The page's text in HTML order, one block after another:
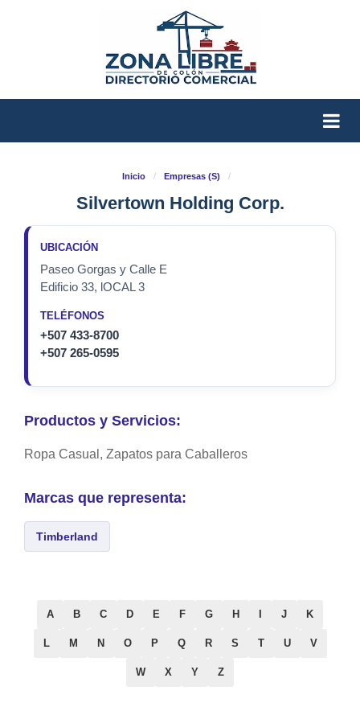
Inicio / Empresas (S) /
Silvertown Holding Corp.
UBICACIÓN
Paseo Gorgas y Calle E
Edificio 33, lOCAL 3
TELÉFONOS
+507 433-8700
+507 265-0595
Productos y Servicios:
Ropa Casual, Zapatos para Caballeros
Marcas que representa:
Timberland
A B C D E F G H J K
L M N O P Q R S T U V
W X Y Z